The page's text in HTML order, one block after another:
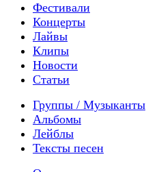
Фестивали
Концерты
Лайвы
Клипы
Новости
Статьи
Группы / Музыканты
Альбомы
Лейблы
Тексты песен